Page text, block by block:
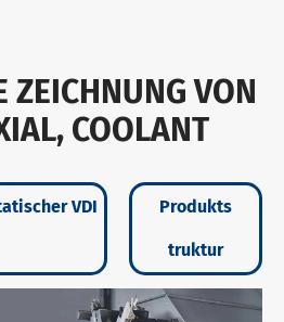
ZEICHNUNG VON
COOLANT
VDI Produkts
truktur